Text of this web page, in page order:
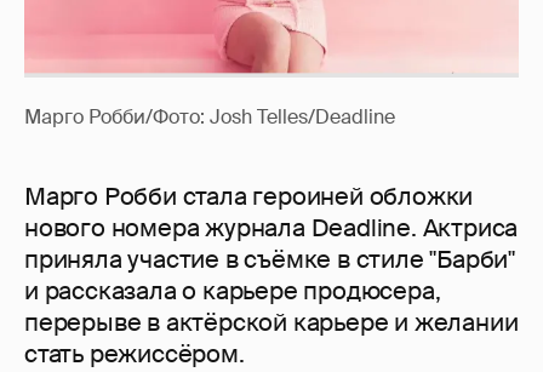
Марго Робби/Фото: Josh Telles/Deadline
Марго Робби стала героиней обложки
нового номера журнала Deadline. Актриса
приняла участие в съёмке в стиле "Барби"
и рассказала о карьере продюсера,
перерыве в актёрской карьере и желании
стать режиссёром.